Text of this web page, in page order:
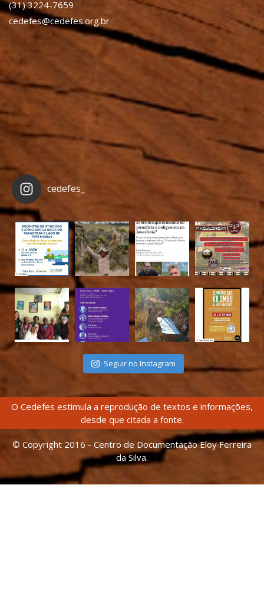
(31) 3224-7659
cedefes@cedefes.org.br
cedefes_
Seguir no Instagram
O Cedefes estimula a reprodução de textos e informações,
desde que citada a fonte.
© Copyright 2016 - Centro de Documentação Eloy Ferreira
da Silva.